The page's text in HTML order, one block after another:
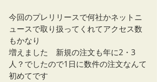
今回のプレリリースで何社かネットニ
ュースで取り扱ってくれてアクセス数
もかなり
増えました　新規の注文も年に2・3
人？でしたので1日に数件の注文なんて
初めてです